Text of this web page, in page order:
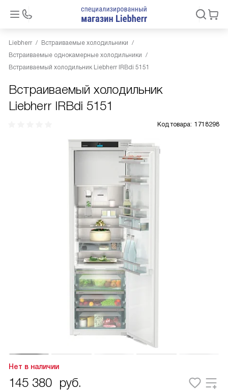
Liebherr
Встраиваемые холодильники
Встраиваемые однокамерные холодильники
Встраиваемый холодильник Liebherr IRBdi 5151
Встраиваемый холодильник
Liebherr IRBdi 5151
Код товара: 1718298
Нет в наличии
145 380 руб.